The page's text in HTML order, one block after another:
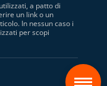
a patto di
un link o un
In nessun caso i
per scopi